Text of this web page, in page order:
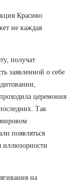
Красиво
не каждая
получат
заявленной о себе
церемония
Так
появляться
иллюзорности
на